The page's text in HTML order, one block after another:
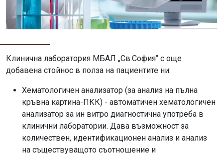
Клинична лаборатория МБАЛ „Св.София“ с още
добавена стойнос в полза на пациентите ни:
Хематологичен анализатор (за анализ на пълна
кръвна картина-ПКК) - автоматичен хематологичен
анализатор за ин витро диагностична употреба в
клинични лаборатории. Дава възможност за
количествен, идентификационен анализ и анализ
на съществуващото съотношение и